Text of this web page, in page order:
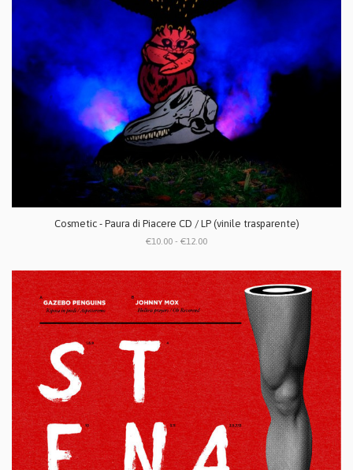
Cosmetic - Paura di Piacere CD / LP (vinile trasparente)
€10.00 - €12.00